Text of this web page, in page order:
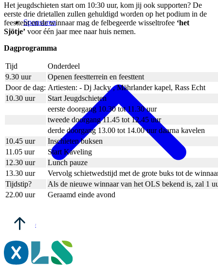
Sponsoren
Info
Het jeugdschieten start om 10:30 uur, kom jij ook supporten? De
eerste drie drietallen zullen gehuldigd worden op het podium in de
feesttent en de winnaar mag de felbegeerde wisseltrofee ‘het
Sjötje’ voor één jaar mee naar huis nemen.
Dagprogramma
Tijd
Onderdeel
9.30 uur
Openen feestterrein en feesttent
Door de dag: Artiesten: - Dj Jacky , Mährlander kapel, Rass Echt
10.30 uur
Start Jeugdschieten
eerste doorgang 10.30 tot 11.30 uur
tweede doorgang 11.45 tot 12.45 uur
derde doorgang 13.00 tot 14.00 uur daarna kavelen
10.45 uur
Inschieten buksen
11.05 uur
Start Kaveling
12.30 uur
Lunch pauze
13.30 uur
Vervolg schietwedstijd met de grote buks tot de
Tijdstip?
Als de nieuwe winnaar van het OLS bekend is, zal 1
22.00 uur
Geraamd einde avond